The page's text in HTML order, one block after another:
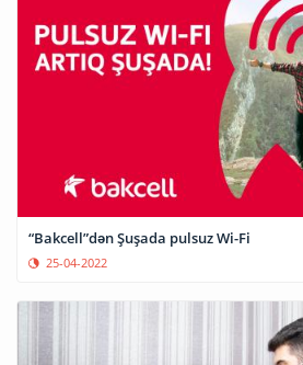
“Bakcell”dən Şuşada pulsuz Wi-Fi
25-04-2022